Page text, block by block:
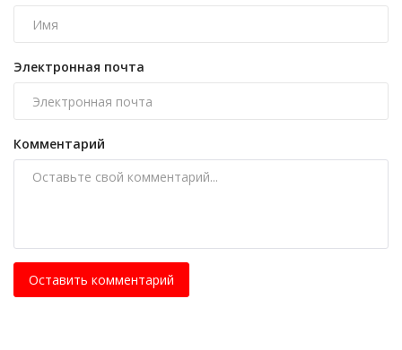
Электронная почта
Комментарий
Оставить комментарий